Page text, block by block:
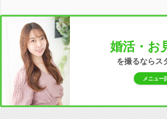
婚活・お
を撮るならス
メニュー